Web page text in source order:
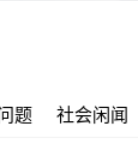
题 社会闲闻